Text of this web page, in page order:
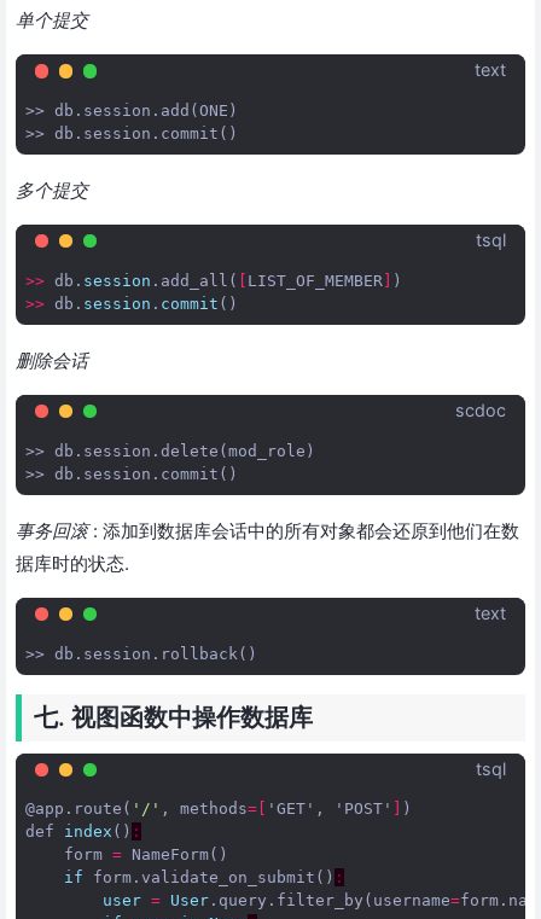
单个提交
text
>> db.session.add(ONE)
多个提交
tsql
>> db . session . add_all ( LIST_OF_MEMBER
)
>> db . session . commit ()
删除会话
scdoc
>> db.session.delete(mod_role)
事务回滚: 添加到数据库会话中的所有对象都会还原到他们在数
据库时的状态.
text
七. 视图函数中操作数据库
tsql
@app . route ( '/' , methods=[ 'GET', 'POST'
)
def
index () :
form = NameForm()
if
form . validate_on_submit () :
user = User . query . filter_by ( username=form .